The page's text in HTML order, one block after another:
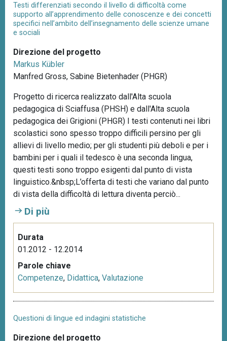
Testi differenziati secondo il livello di difficoltà come
supporto all’apprendimento delle conoscenze e dei concetti
specifici nell’ambito dell’insegnamento delle scienze umane
e sociali
Direzione del progetto
Markus Kübler
Manfred Gross, Sabine Bietenhader (PHGR)
Progetto di ricerca realizzato dall'Alta scuola
pedagogica di Sciaffusa (PHSH) e dall'Alta scuola
pedagogica dei Grigioni (PHGR) I testi contenuti nei libri
scolastici sono spesso troppo difficili persino per gli
allievi di livello medio; per gli studenti più deboli e per i
bambini per i quali il tedesco è una seconda lingua,
questi testi sono troppo esigenti dal punto di vista
linguistico.&nbsp;L’offerta di testi che variano dal punto
di vista della difficoltà di lettura diventa perciò...
Di più
Durata
01.2012 - 12.2014
Parole chiave
Competenze, Didattica, Valutazione
Questioni di lingue ed indagini statistiche
Direzione del progetto